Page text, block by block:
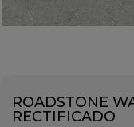
ROADSTONE
RECTIFICADO